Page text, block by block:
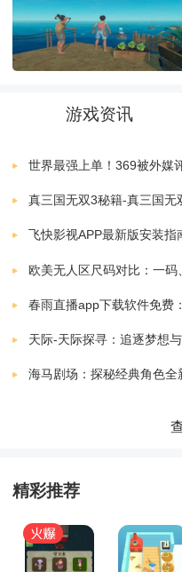
收集更多的资源让玩家
满足；
2、每到天黑的时机玩家
3、感受众多热血玩法带
格更能让操作带来全面
器装备。
海贼卷轴遗失的世界最
1、完成系统提供的任务
面也不同；
2、这是个被诅咒的小岛
游戏资讯
世界最强上单！369被外媒
天际-天际探寻：追逐梦想
精彩推荐